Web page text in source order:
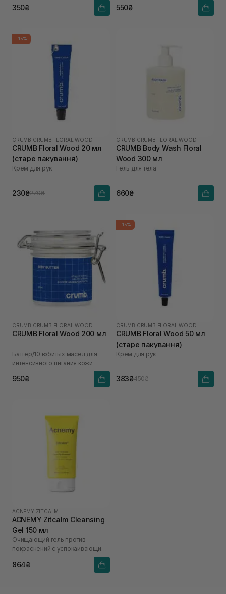
350₴ 550₴
-15%
CRUMB CRUMB FLORAL WOOD
CRUMB Floral Wood 20 мл
(старе пакування)
Крем для рук
230₴270₴
CRUMB CRUMB FLORAL WOOD
CRUMB Body Wash Floral
Wood 300 мл
Гель для тела
660₴
CRUMB CRUMB FLORAL WOOD
CRUMB Floral Wood 200 мл
Баттер/10 взбитых масел для
интенсивного питания кожи
950₴
-15%
CRUMB CRUMB FLORAL WOOD
CRUMB Floral Wood 50 мл
(старе пакування)
Крем для рук
383₴450₴
ACNEMY ZITCALM
ACNEMY Zitcalm Cleansing
Gel 150 мл
Очищающий гель против
покраснений с успокаивающим
864₴